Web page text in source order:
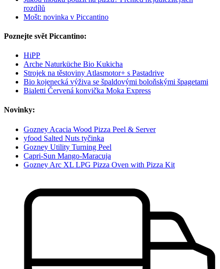
rozdílů
Mošt: novinka v Piccantino
Poznejte svět Piccantino:
HiPP
Arche Naturküche Bio Kukicha
Strojek na těstoviny Atlasmotor+ s Pastadrive
Bio kojenecká výživa se špaldovými boloňskými špagetami
Bialetti Červená konvička Moka Express
Novinky:
Gozney Acacia Wood Pizza Peel & Server
yfood Salted Nuts tyčinka
Gozney Utility Turning Peel
Capri-Sun Mango-Maracuja
Gozney Arc XL LPG Pizza Oven with Pizza Kit